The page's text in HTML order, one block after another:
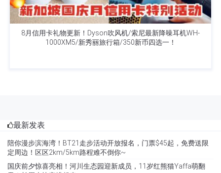
8月信用卡礼物更新！Dyson吹风机/索尼最新降噪耳机WH-
1000XM5/新秀丽旅行箱/350新币四选一！
最新发表
陪你漫步滨海湾！BT21走步活动开放报名，门票$45起，免费送限
定周边！区区2km/5km路程难不倒你~
国庆前夕惊喜亮相！河川生态园迎新成员，11岁红熊猫Yaffa萌翻